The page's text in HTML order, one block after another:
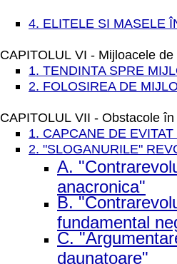
4. ELITELE SI MASELE
CAPITOLUL VI - Mijloacele
1. TENDINTA SPRE
2. FOLOSIREA DE
CAPITOLUL VII - Obstacole
1. CAPCANE DE
2. "SLOGANURILE"
A.
anacronica"
B.
fundamental
C.
daunatoare"